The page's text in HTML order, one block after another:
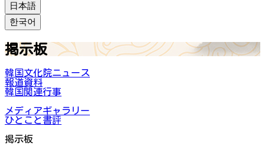
日本語
한국어
掲示板
韓国文化院ニュース
報道資料
韓国関連行事
メディアギャラリー
ひとこと書評
掲示板